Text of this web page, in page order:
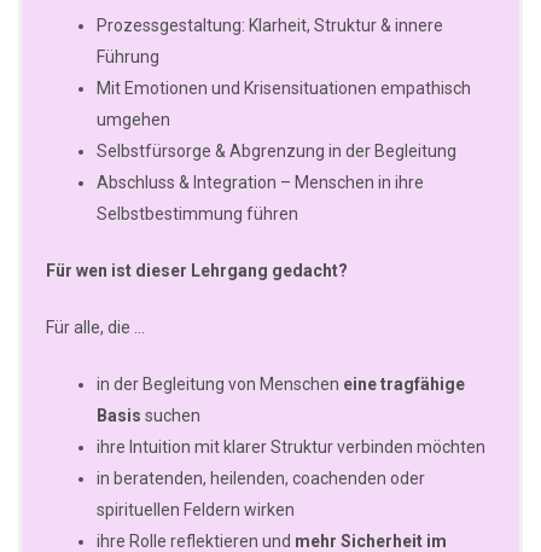
Prozessgestaltung: Klarheit, Struktur & innere
Führung
Mit Emotionen und Krisensituationen empathisch
umgehen
Selbstfürsorge & Abgrenzung in der Begleitung
Abschluss & Integration – Menschen in ihre
Selbstbestimmung führen
Für wen ist dieser Lehrgang gedacht?
Für alle, die …
in der Begleitung von Menschen eine tragfähige
Basis suchen
ihre Intuition mit klarer Struktur verbinden möchten
in beratenden, heilenden, coachenden oder
spirituellen Feldern wirken
ihre Rolle reflektieren und mehr Sicherheit im